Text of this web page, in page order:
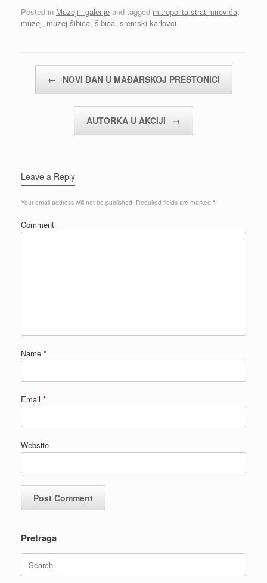
Posted in Muzeji i galerije and tagged mitropolita stratimirovića,
muzej, muzej šibica, šibica, sremski karlovci.
← NOVI DAN U MAĐARSKOJ PRESTONICI
AUTORKA U AKCIJI →
Leave a Reply
Your email address will not be published. Required fields are marked *
Comment
Name *
Email *
Website
Pretraga
Search
for: